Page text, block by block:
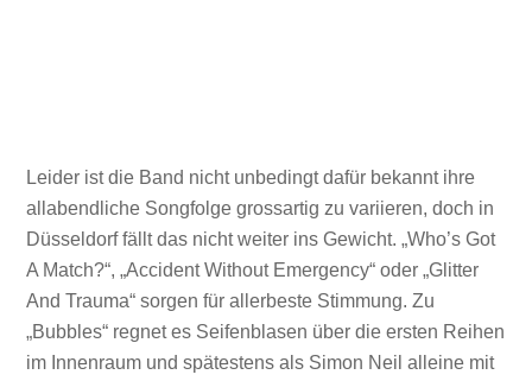
Leider ist die Band nicht unbedingt dafür bekannt ihre
allabendliche Songfolge grossartig zu variieren, doch in
Düsseldorf fällt das nicht weiter ins Gewicht. „Who’s Got
A Match?“, „Accident Without Emergency“ oder „Glitter
And Trauma“ sorgen für allerbeste Stimmung. Zu
„Bubbles“ regnet es Seifenblasen über die ersten Reihen
im Innenraum und spätestens als Simon Neil alleine mit